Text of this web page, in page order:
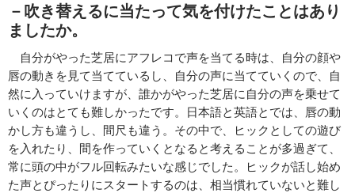
－吹き替えるに当たって気を付けたことはあり
ましたか。
自分がやった芝居にアフレコで声を当てる時は、自分の顔や
唇の動きを見て当てているし、自分の声に当てていくので、自
然に入っていけますが、誰かがやった芝居に自分の声を乗せて
いくのはとても難しかったです。日本語と英語とでは、唇の動
かし方も違うし、間尺も違う。その中で、ヒックとしての遊び
を入れたり、間を作っていくとなると考えることが多過ぎて、
常に頭の中がフル回転みたいな感じでした。ヒックが話し始め
た声とぴったりにスタートするのは、相当慣れていないと難し